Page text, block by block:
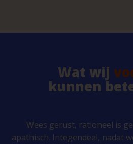
Wat wij
kunnen
Wees gerust, rationeel is
apathisch. Integendeel, nadat